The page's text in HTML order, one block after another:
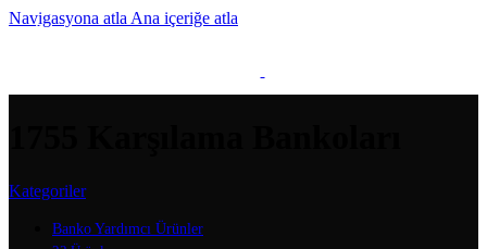
Navigasyona atla Ana içeriğe atla
MENÜ
Kategoriler
Banko Yardımcı Ürünler